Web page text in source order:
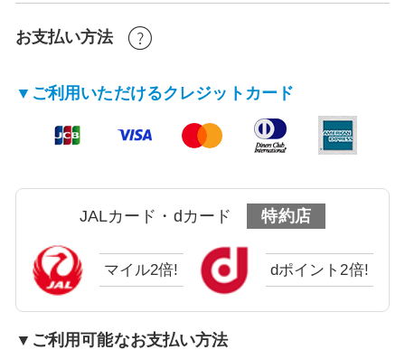
お支払い方法
▼ご利用いただけるクレジットカード
JALカード・dカード 特約店
マイル2倍! dポイント2倍!
▼ご利用可能なお支払い方法